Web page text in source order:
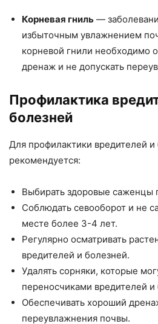
Корневая гниль —
избыточным увлажнением
корневой гнили необходимо
дренаж и не допускать
Профилактика
болезней
Для профилактики вредителей
рекомендуется:
Выбирать здоровые саженцы
Соблюдать севооборот и не
месте более 3-4 лет.
Регулярно осматривать
вредителей и болезней.
Удалять сорняки, которые
переносчиками вредителей и
Обеспечивать хороший
переувлажнения почвы.